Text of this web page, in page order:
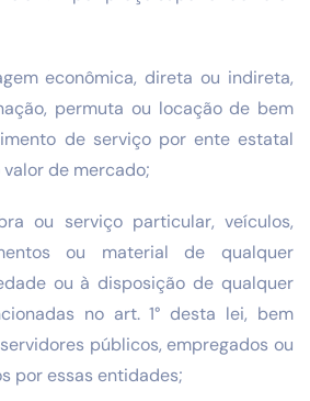
econômica, direta ou indireta,
permuta ou locação de bem
de serviço por ente estatal
de mercado;
ou serviço particular, veículos,
ou material de qualquer
ou à disposição de qualquer
no art. 1° desta lei, bem
públicos, empregados ou
por essas entidades;